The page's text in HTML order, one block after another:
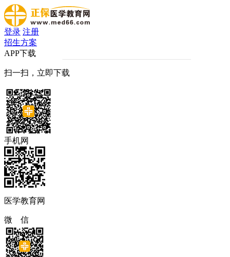
登录 注册
招生方案
APP下载
扫一扫，立即下载
手机网
医学教育网
微 信